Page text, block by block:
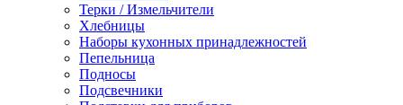
Терки / Измельчители
Хлебницы
Наборы кухонных принадлежностей
Пепельница
Подносы
Подсвечники